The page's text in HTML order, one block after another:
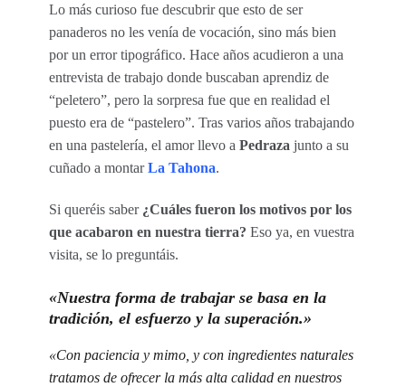
Lo más curioso fue descubrir que esto de ser
panaderos no les venía de vocación, sino más bien
por un error tipográfico. Hace años acudieron a una
entrevista de trabajo donde buscaban aprendiz de
“peletero”, pero la sorpresa fue que en realidad el
puesto era de “pastelero”. Tras varios años trabajando
en una pastelería, el amor llevo a Pedraza junto a su
cuñado a montarLa Tahona.
Si queréis saber ¿Cuáles fueron los motivos por los
que acabaron en nuestra tierra? Eso ya, en vuestra
visita, se lo preguntáis.
«Nuestra forma de trabajar se basa en la
tradición, el esfuerzo y la superación.»
«Con paciencia y mimo, y con ingredientes naturales
tratamos de ofrecer la más alta calidad en nuestros